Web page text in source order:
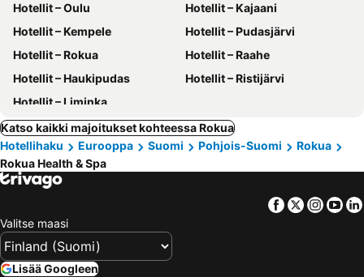
Hotellit – Oulu
Hotellit – Kajaani
Hotellit – Kempele
Hotellit – Pudasjärvi
Hotellit – Rokua
Hotellit – Raahe
Hotellit – Haukipudas
Hotellit – Ristijärvi
Hotellit – Liminka
Katso kaikki majoitukset kohteessa Rokua
Hotellihaku
Eurooppa Suomi Pohjois-Suomi
Rokua
Rokua Health & Spa
Facebook
Twitter
Valitse maasi
Lisää Googleen